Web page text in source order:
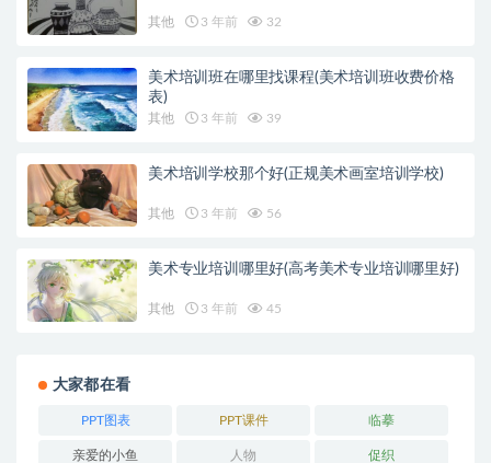
其他 3 年前 32
美术培训班在哪里找课程(美术培训班收费价格
表)
其他 3 年前 39
美术培训学校那个好(正规美术画室培训学校)
其他 3 年前 56
美术专业培训哪里好(高考美术专业培训哪里好)
其他 3 年前 45
大家都在看
PPT图表 PPT课件 临摹
亲爱的小鱼 人物 促织